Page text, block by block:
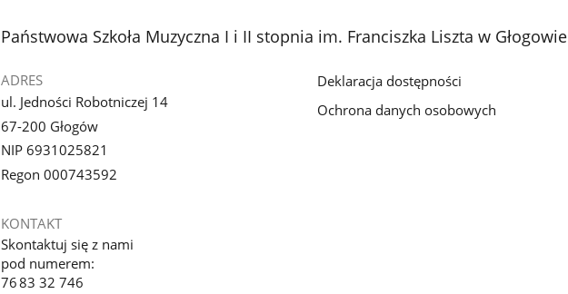
stopka
Państwowa Szkoła Muzyczna I i II stopnia im. Franciszka Liszta w Głogowie
ADRES
ul. Jedności Robotniczej 14
67-200 Głogów
NIP 6931025821
Regon 000743592
KONTAKT
Skontaktuj się z nami
pod numerem:
76 83 32 746
Deklaracja dostępności
Ochrona danych osobowych